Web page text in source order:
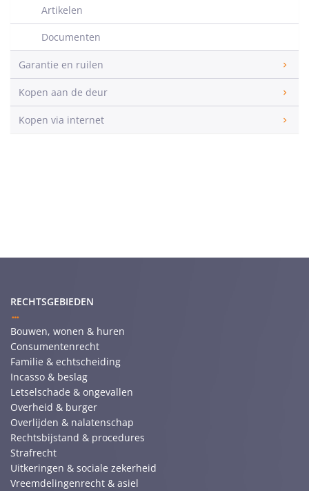
Artikelen
Documenten
Garantie en ruilen
Kopen aan de deur
Kopen via internet
RECHTSGEBIEDEN
Bouwen, wonen & huren
Consumentenrecht
Familie & echtscheiding
Incasso & beslag
Letselschade & ongevallen
Overheid & burger
Overlijden & nalatenschap
Rechtsbijstand & procedures
Strafrecht
Uitkeringen & sociale zekerheid
Vreemdelingenrecht & asiel